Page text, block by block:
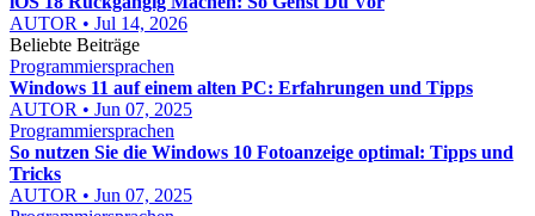
AUTOR • Jul 14, 2026
Beliebte Beiträge
Programmiersprachen
Windows 11 auf einem alten PC: Erfahrungen und Tipps
AUTOR • Jun 07, 2025
Programmiersprachen
So nutzen Sie die Windows 10 Fotoanzeige optimal: Tipps und
Tricks
AUTOR • Jun 07, 2025